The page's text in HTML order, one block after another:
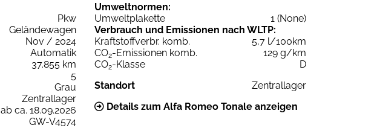
Pkw
Geländewagen
Nov / 2024
Automatik
37.855 km
5
Grau
Zentrallager
ab ca. 18.09.2026
GW-V4574
Umweltnormen:
Umweltplakette
1 (None)
Verbrauch und Emissionen nach WLTP:
Kraftstoffverbr. komb.
5,7 l/100km
CO2-Emissionen komb.
129 g/km
CO2-Klasse
D
Standort
Zentrallager
Details zum Alfa Romeo Tonale anzeigen